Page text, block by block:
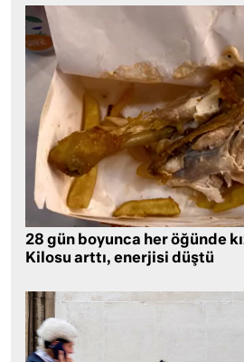
28 gün boyunca her öğünde
Kilosu arttı, enerjisi düştü